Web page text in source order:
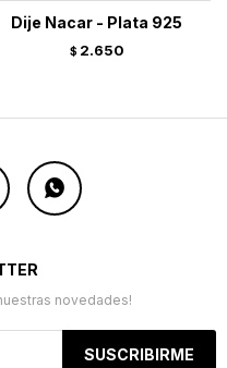
Dije Nacar - Plata 925
$ 2.650

novedades!
SUSCRIBIRME